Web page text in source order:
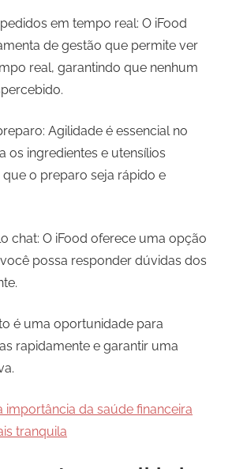
em tempo real: O iFood
de gestão que permite ver
real, garantindo que nenhum
Agilidade é essencial no
os ingredientes e utensílios
o preparo seja rápido e
chat: O iFood oferece uma opção
possa responder dúvidas dos
é uma oportunidade para
rapidamente e garantir uma
importância da saúde financeira
tranquila